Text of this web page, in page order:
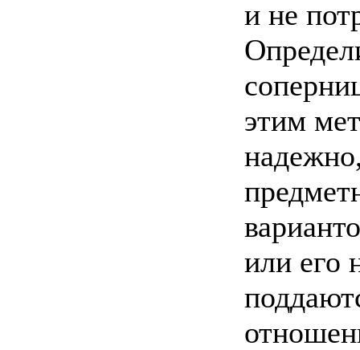
и не
этим
или его